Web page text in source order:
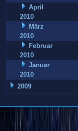
April
2010
März
2010
Februar
2010
Januar
2010
2009